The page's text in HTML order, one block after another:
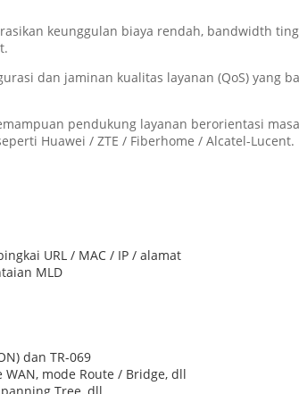
keunggulan biaya rendah, bandwidth
dan jaminan kualitas layanan (QoS) yang
pendukung layanan berorientasi
Huawei / ZTE / Fiberhome / Alcatel-Lucent.
URL / MAC / IP / alamat
MLD
dan TR-069
mode Route / Bridge, dll